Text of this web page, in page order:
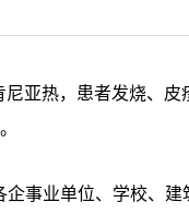
亚热，患者发烧、
事业单位、学校、